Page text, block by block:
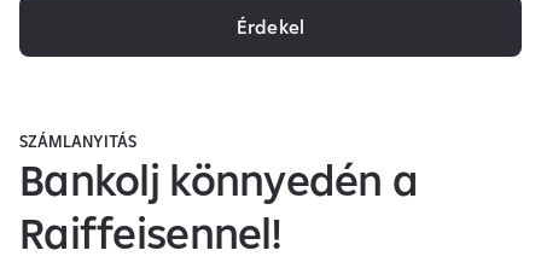
Érdekel
SZÁMLANYITÁS
Bankolj könnyedén a
Raiffeisennel!